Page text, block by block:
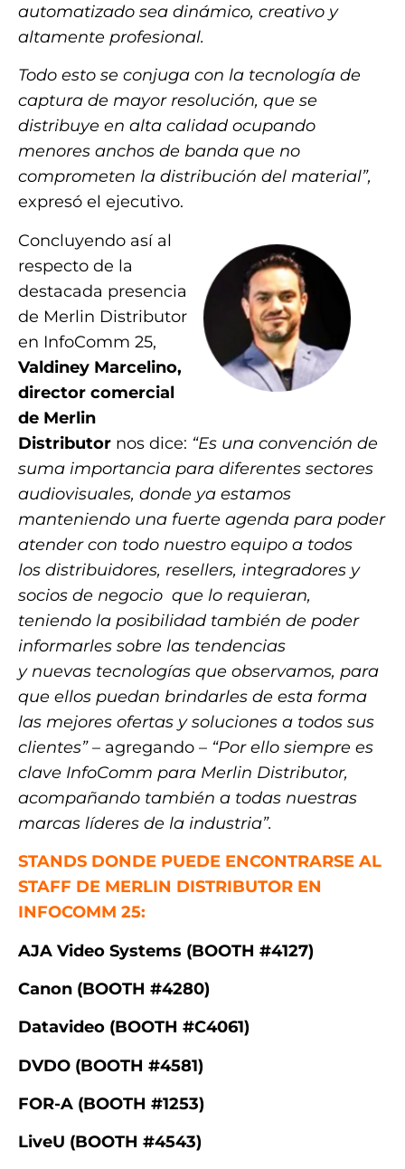
automatizado sea dinámico, creativo y
altamente profesional.
Todo esto se conjuga con la tecnología de
captura de mayor resolución, que se
distribuye en alta calidad ocupando
menores anchos de banda que no
comprometen la distribución del material”,
expresó el ejecutivo.
Concluyendo así al
respecto de la
destacada presencia
de Merlin Distributor
en InfoComm 25,
Valdiney Marcelino,
director comercial
de Merlin
Distributor nos dice: “Es una convención de
suma importancia para diferentes sectores
audiovisuales, donde ya estamos
manteniendo una fuerte agenda para poder
atender con todo nuestro equipo a todos
los distribuidores, resellers, integradores y
socios de negocio que lo requieran,
teniendo la posibilidad también de poder
informarles sobre las tendencias
y nuevas tecnologías que observamos, para
que ellos puedan brindarles de esta forma
las mejores ofertas y soluciones a todos sus
clientes”– agregando – “Por ello siempre es
clave InfoComm para Merlin Distributor,
acompañando también a todas nuestras
marcas líderes de la industria”.
STANDS DONDE PUEDE ENCONTRARSE AL
STAFF DE MERLIN DISTRIBUTOR EN
INFOCOMM 25:
AJA Video Systems (BOOTH #4127)
Canon (BOOTH #4280)
Datavideo (BOOTH #C4061)
DVDO (BOOTH #4581)
FOR-A (BOOTH #1253)
LiveU (BOOTH #4543)